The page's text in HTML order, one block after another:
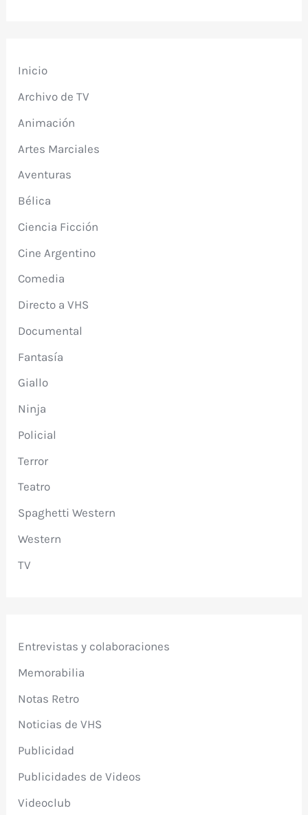
Inicio
Archivo de TV
Animación
Artes Marciales
Aventuras
Bélica
Ciencia Ficción
Cine Argentino
Comedia
Directo a VHS
Documental
Fantasía
Giallo
Ninja
Policial
Terror
Teatro
Spaghetti Western
Western
TV
Entrevistas y colaboraciones
Memorabilia
Notas Retro
Noticias de VHS
Publicidad
Publicidades de Videos
Videoclub